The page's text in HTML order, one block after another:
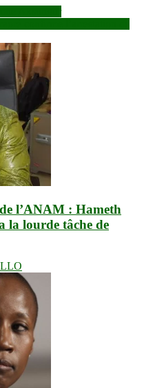
l’ANAM : Hameth
la lourde tâche de